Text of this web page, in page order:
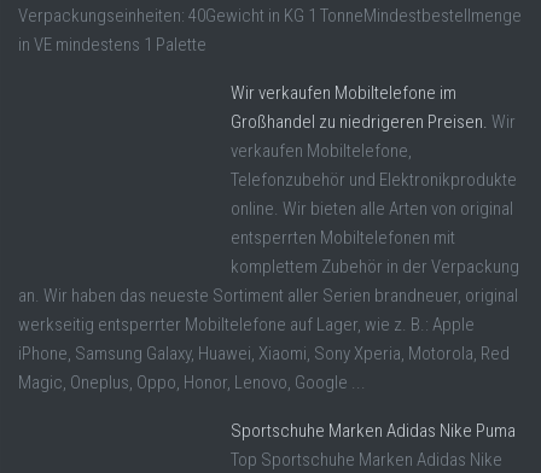
Verpackungseinheiten: 40Gewicht in KG 1 TonneMindestbestellmenge
in VE mindestens 1 Palette
Wir verkaufen Mobiltelefone im
Großhandel zu niedrigeren Preisen. Wir
verkaufen Mobiltelefone,
Telefonzubehör und Elektronikprodukte
online. Wir bieten alle Arten von original
entsperrten Mobiltelefonen mit
komplettem Zubehör in der Verpackung
an. Wir haben das neueste Sortiment aller Serien brandneuer, original
werkseitig entsperrter Mobiltelefone auf Lager, wie z. B.: Apple
iPhone, Samsung Galaxy, Huawei, Xiaomi, Sony Xperia, Motorola, Red
Magic, Oneplus, Oppo, Honor, Lenovo, Google ...
Sportschuhe Marken Adidas Nike Puma
Top Sportschuhe Marken Adidas Nike